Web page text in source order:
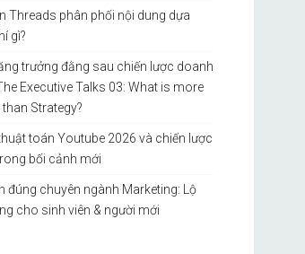
Threads phân phối nội dung dựa
gì?
trưởng đằng sau chiến lược doanh
Executive Talks 03: What is more
Strategy?
toán Youtube 2026 và chiến lược
bối cảnh mới
đúng chuyên ngành Marketing: Lộ
cho sinh viên & người mới